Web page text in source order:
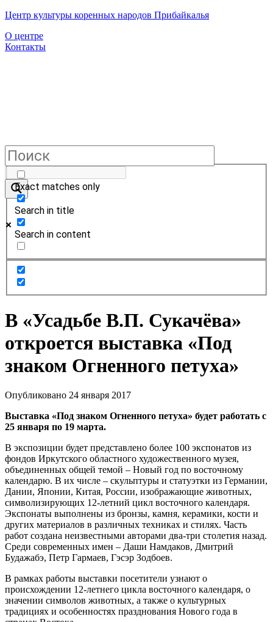
Центр культуры коренных народов Прибайкалья
О центре
Контакты
Exact matches only
Search in title
Search in content
В «Усадьбе В.П. Сукачёва»
откроется выставка «Под
знаком Огненного петуха»
Опубликовано 24 января 2017
Выставка «Под знаком Огненного петуха» будет работать с
25 января по 19 марта.
В экспозиции будет представлено более 100 экспонатов из
фондов Иркутского областного художественного музея,
объединенных общей темой – Новый год по восточному
календарю. В их числе – скульптуры и статуэтки из Германии,
Дании, Японии, Китая, России, изображающие животных,
символизирующих 12-летний цикл восточного календаря.
Экспонаты выполнены из бронзы, камня, керамики, кости и
других материалов в различных техниках и стилях. Часть
работ создана неизвестными авторами два-три столетия назад.
Среди современных имен – Даши Намдаков, Дмитрий
Будажабэ, Петр Гармаев, Гэсэр Зодбоев.
В рамках работы выставки посетители узнают о
происхождении 12-летнего цикла восточного календаря, о
значении символов животных, а также о культурных
традициях и особенностях празднования Нового года в